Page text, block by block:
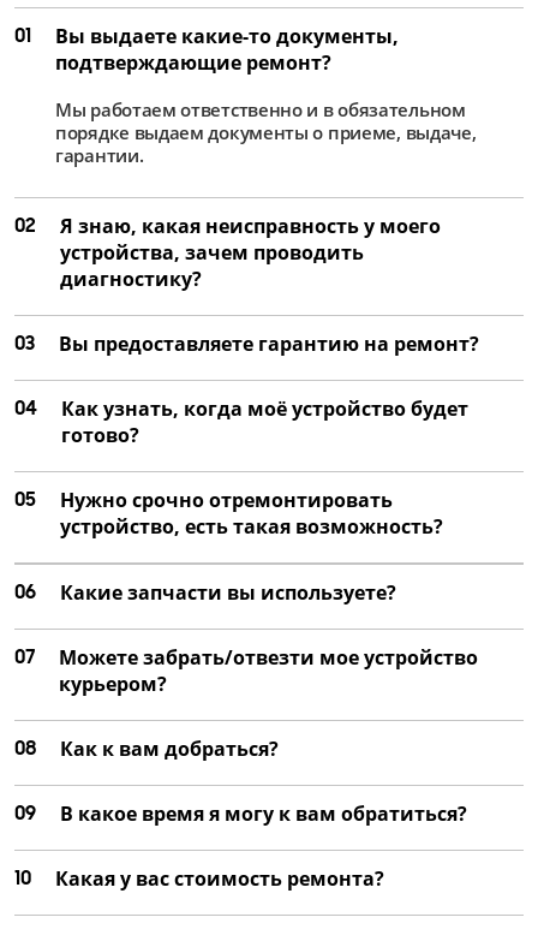
01
Вы выдаете какие-то документы,
подтверждающие ремонт?
Мы работаем ответственно и в обязательном
порядке выдаем документы о приеме, выдаче,
гарантии.
02
Я знаю, какая неисправность у моего
устройства, зачем проводить
диагностику?
03 Вы предоставляете гарантию на ремонт?
04
Как узнать, когда моё устройство будет
готово?
05
Нужно срочно отремонтировать
устройство, есть такая возможность?
06 Какие запчасти вы используете?
07
Можете забрать/отвезти мое устройство
курьером?
08 Как к вам добраться?
09 В какое время я могу к вам обратиться?
10 Какая у вас стоимость ремонта?